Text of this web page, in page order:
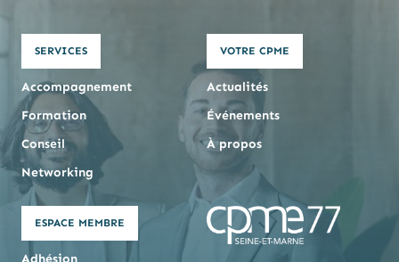
SERVICES
Accompagnement
Formation
Conseil
Networking
VOTRE CPME
Actualités
Événements
À propos
ESPACE MEMBRE
Adhésion